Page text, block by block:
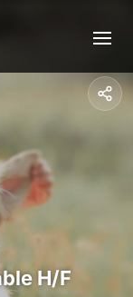
H/F